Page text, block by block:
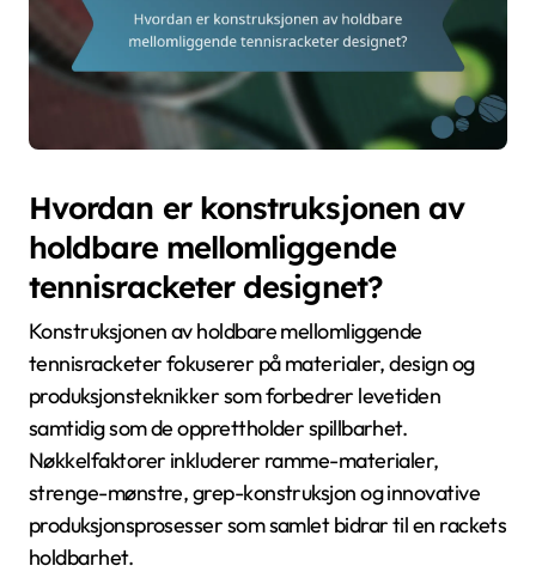
Hvordan er konstruksjonen av
holdbare mellomliggende
tennisracketer designet?
Konstruksjonen av holdbare mellomliggende
tennisracketer fokuserer på materialer, design og
produksjonsteknikker som forbedrer levetiden
samtidig som de opprettholder spillbarhet.
Nøkkelfaktorer inkluderer ramme-materialer,
strenge-mønstre, grep-konstruksjon og innovative
produksjonsprosesser som samlet bidrar til en rackets
holdbarhet.